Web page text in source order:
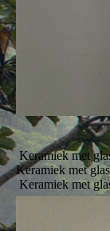
Keramiek met
Keramiek met